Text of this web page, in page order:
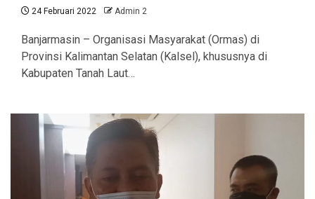
24 Februari 2022 Admin 2
Banjarmasin – Organisasi Masyarakat (Ormas) di
Provinsi Kalimantan Selatan (Kalsel), khususnya di
Kabupaten Tanah Laut…